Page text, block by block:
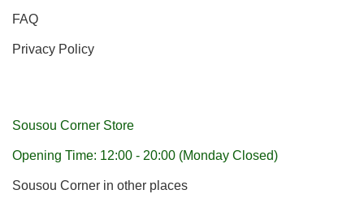
FAQ
Privacy Policy
Sousou Corner Store
Opening Time: 12:00 - 20:00 (Monday Closed)
Sousou Corner in other places